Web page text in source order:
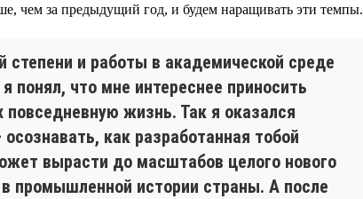
чем за предыдущий год, и будем наращивать эти темпы.
и работы в академической среде
понял, что мне интереснее приносить
жизнь. Так я оказался
как разработанная тобой
вырасти до масштабов целого нового
промышленной истории страны. А после